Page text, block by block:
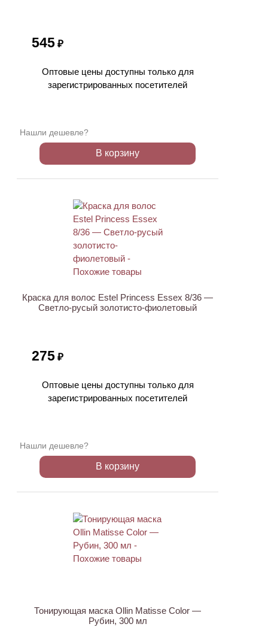
545 ₽
Оптовые цены доступны только для
зарегистрированных посетителей
Нашли дешевле?
В корзину
Краска для волос Estel Princess Essex 8/36 —
Светло-русый золотисто-фиолетовый
275 ₽
Оптовые цены доступны только для
зарегистрированных посетителей
Нашли дешевле?
В корзину
Тонирующая маска Ollin Matisse Color —
Рубин, 300 мл